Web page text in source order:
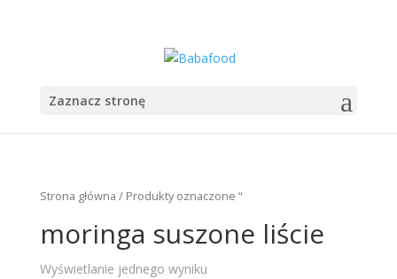
Zaznacz stronę
Strona główna / Produkty oznaczone “
moringa suszone liście
Wyświetlanie jednego wyniku